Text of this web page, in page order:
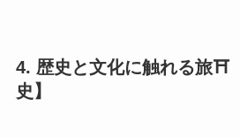
4. 歴史と文化に触れる旅⛩️
史】